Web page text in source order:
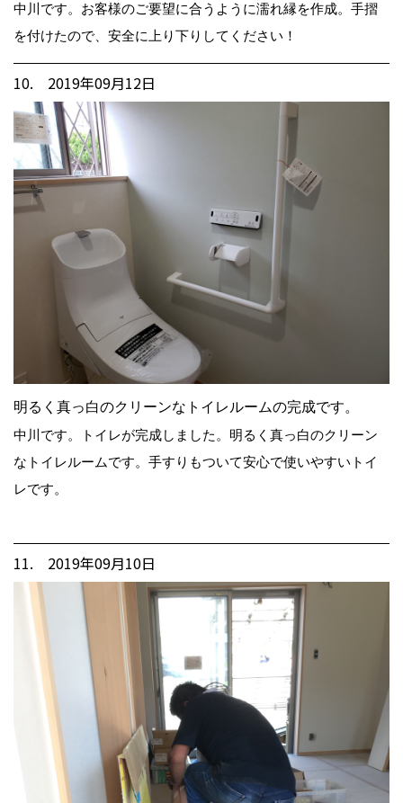
中川です。お客様のご要望に合うように濡れ縁を作成。手摺
を付けたので、安全に上り下りしてください！
10. 2019年09月12日
明るく真っ白のクリーンなトイレルームの完成です。
中川です。トイレが完成しました。明るく真っ白のクリーン
なトイレルームです。手すりもついて安心で使いやすいトイ
レです。
11. 2019年09月10日